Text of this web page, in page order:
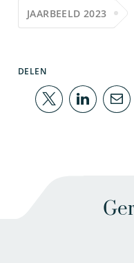
JAARBEELD 2023
DELEN